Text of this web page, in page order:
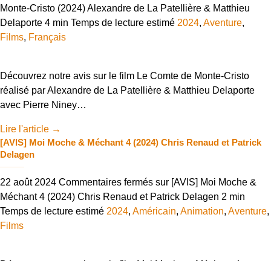
Monte-Cristo (2024) Alexandre de La Patellière & Matthieu
Delaporte 4 min Temps de lecture estimé 2024, Aventure,
Films, Français
Découvrez notre avis sur le film Le Comte de Monte-Cristo
réalisé par Alexandre de La Patellière & Matthieu Delaporte
avec Pierre Niney…
Lire l'article →
[AVIS] Moi Moche & Méchant 4 (2024) Chris Renaud et Patrick
Delagen
22 août 2024 Commentaires fermés sur [AVIS] Moi Moche &
Méchant 4 (2024) Chris Renaud et Patrick Delagen 2 min
Temps de lecture estimé 2024, Américain, Animation, Aventure,
Films